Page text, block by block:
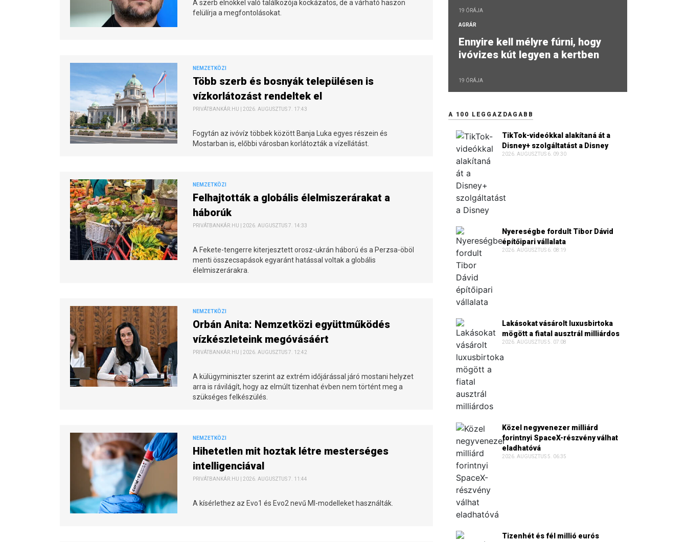
A szerb elnökkel való találkozója kockázatos, de a várható haszon
felülírja a megfontolásokat.
NEMZETKÖZI
Több szerb és bosnyák településen is
vízkorlátozást rendeltek el
PRIVÁTBANKÁR.HU | 2026. AUGUSZTUS 7. 17:43
Fogytán az ivóvíz többek között Banja Luka egyes részein és
Mostarban is, előbbi városban korlátozták a vízellátást.
NEMZETKÖZI
Felhajtották a globális élelmiszerárakat a
háborúk
PRIVÁTBANKÁR.HU | 2026. AUGUSZTUS 7. 14:33
A Fekete-tengerre kiterjesztett orosz-ukrán háború és a Perzsa-öböl
menti összecsapások egyaránt hatással voltak a globális
élelmiszerárakra.
NEMZETKÖZI
Orbán Anita: Nemzetközi együttműködés
vízkészleteink megóvásáért
PRIVÁTBANKÁR.HU | 2026. AUGUSZTUS 7. 12:42
A külügyminiszter szerint az extrém időjárással járó mostani helyzet
arra is rávilágít, hogy az elmúlt tizenhat évben nem történt meg a
szükséges felkészülés.
NEMZETKÖZI
Hihetetlen mit hoztak létre mesterséges
intelligenciával
PRIVÁTBANKÁR.HU | 2026. AUGUSZTUS 7. 11:44
A kísérlethez az Evo1 és Evo2 nevű MI-modelleket használták.
19 ÓRÁJA
AGRÁR
Ennyire kell mélyre fúrni, hogy
ivóvizes kút legyen a kertben
19 ÓRÁJA
A 100 LEGGAZDAGABB
TikTok-videókkal alakítaná át a
Disney+ szolgáltatást a Disney
2026. AUGUSZTUS 6. 09:30
Nyereségbe fordult Tibor Dávid
építőipari vállalata
2026. AUGUSZTUS 6. 08:19
Lakásokat vásárolt luxusbirtoka
mögött a fiatal ausztrál milliárdos
2026. AUGUSZTUS 5. 07:08
Közel negyvenezer milliárd
forintnyi SpaceX-részvény válhat
eladhatóvá
2026. AUGUSZTUS 5. 06:35
Tizenhét és fél millió eurós